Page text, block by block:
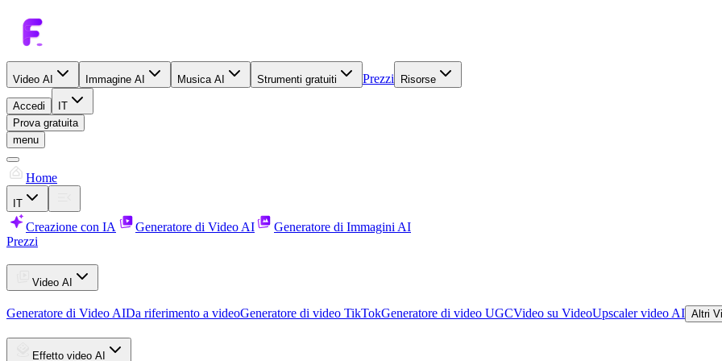
Video AI Immagine AI Musica AI Strumenti gratuiti Prezzi Risorse
Accedi
IT
Prova gratuita
menu
Home
IT
Creazione con IA Generatore di Video AI
Generatore di Immagini AI
Prezzi
Video AI
Generatore di Video AIDa riferimento a videoGeneratore di video TikTokGeneratore di video UGCVideo su VideoUpscaler video AI Altri
Effetto video AI